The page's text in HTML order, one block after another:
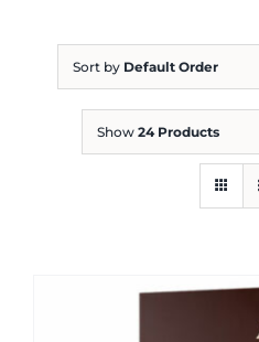
Sort by Default Order
Show 24 Products